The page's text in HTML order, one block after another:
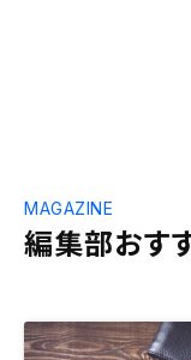
編集部おす
MAGAZINE